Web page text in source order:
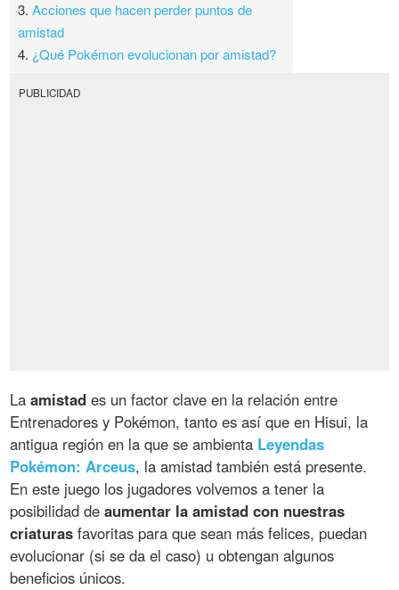
3.Acciones que hacen perder puntos de
amistad
4. ¿Qué Pokémon evolucionan por amistad?
PUBLICIDAD
Laamistad es un factor clave en la relación entre
Entrenadores y Pokémon, tanto es así que en Hisui, la
antigua región en la que se ambienta Leyendas
Pokémon: Arceus, la amistad también está presente.
En este juego los jugadores volvemos a tener la
posibilidad deaumentar la amistad con nuestras
criaturas favoritas para que sean más felices, puedan
evolucionar (si se da el caso) u obtengan algunos
beneficios únicos.